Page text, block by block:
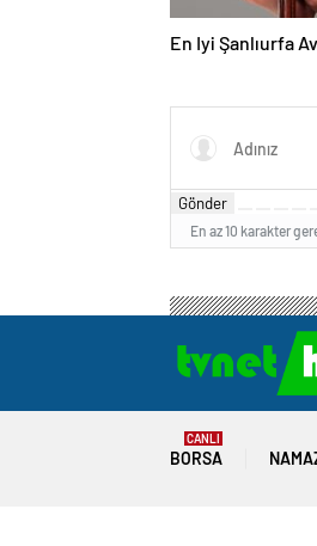
En Iyi Şanlıurfa
Gönder
En az 10 karakter
BORSA
CANLI